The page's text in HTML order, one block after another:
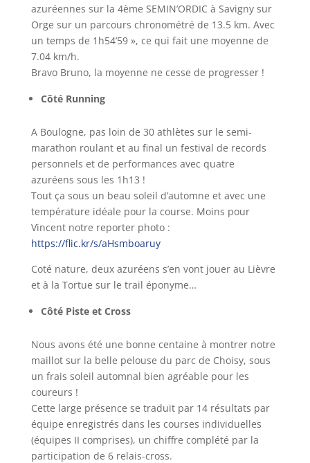
azuréennes sur la 4ème SEMIN’ORDIC à Savigny sur
Orge sur un parcours chronométré de 13.5 km. Avec
un temps de 1h54’59 », ce qui fait une moyenne de
7.04 km/h.
Bravo Bruno, la moyenne ne cesse de progresser !
Côté Running
A Boulogne, pas loin de 30 athlètes sur le semi-
marathon roulant et au final un festival de records
personnels et de performances avec quatre
azuréens sous les 1h13 !
Tout ça sous un beau soleil d’automne et avec une
température idéale pour la course. Moins pour
Vincent notre reporter photo :
https://flic.kr/s/aHsmboaruy
Coté nature, deux azuréens s’en vont jouer au Lièvre
et à la Tortue sur le trail éponyme…
Côté Piste et Cross
Nous avons été une bonne centaine à montrer notre
maillot sur la belle pelouse du parc de Choisy, sous
un frais soleil automnal bien agréable pour les
coureurs !
Cette large présence se traduit par 14 résultats par
équipe enregistrés dans les courses individuelles
(équipes II comprises), un chiffre complété par la
participation de 6 relais-cross.